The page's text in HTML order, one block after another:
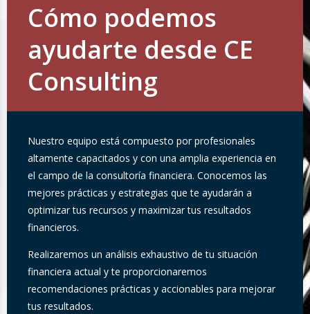
Cómo podemos
ayudarte desde CE
Consulting
Nuestro equipo está compuesto por profesionales
altamente capacitados y con una amplia experiencia en
el campo de la consultoría financiera. Conocemos las
mejores prácticas y estrategias que te ayudarán a
optimizar tus recursos y maximizar tus resultados
financieros.
Realizaremos un análisis exhaustivo de tu situación
financiera actual y te proporcionaremos
recomendaciones prácticas y accionables para mejorar
tus resultados.